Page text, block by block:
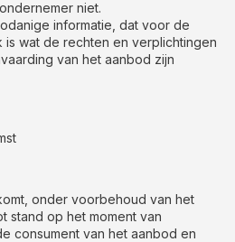
niet.
informatie, dat voor de
is wat de rechten en verplichtingen
van het aanbod zijn
onder voorbehoud van het
stand op het moment van
consument van het aanbod en